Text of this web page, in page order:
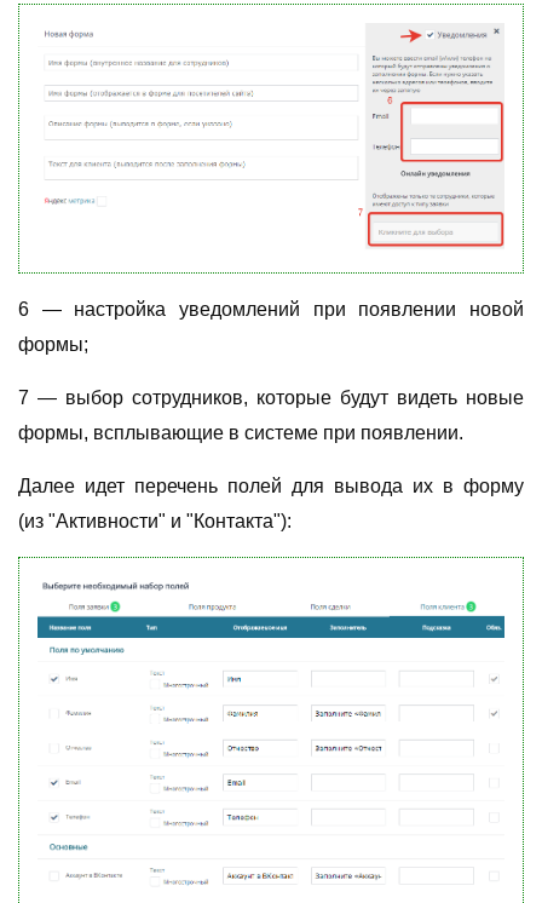
6 —настройка уведомлений при появлении новой
формы;
7 — выбор сотрудников, которые будут видеть новые
формы, всплывающие в системе при появлении.
Далее идет перечень полей для вывода их в форму
(из "Активности" и "Контакта"):